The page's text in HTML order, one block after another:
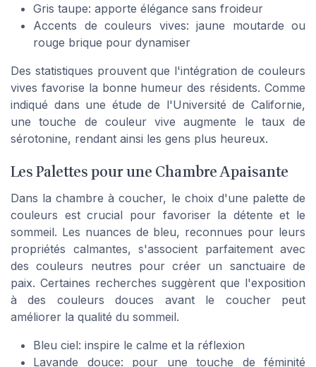
Gris taupe: apporte élégance sans froideur
Accents de couleurs vives: jaune moutarde ou
rouge brique pour dynamiser
Des statistiques prouvent que l'intégration de couleurs
vives favorise la bonne humeur des résidents. Comme
indiqué dans une étude de l'Université de Californie,
une touche de couleur vive augmente le taux de
sérotonine, rendant ainsi les gens plus heureux.
Les Palettes pour une Chambre Apaisante
Dans la chambre à coucher, le choix d'une palette de
couleurs est crucial pour favoriser la détente et le
sommeil. Les nuances de bleu, reconnues pour leurs
propriétés calmantes, s'associent parfaitement avec
des couleurs neutres pour créer un sanctuaire de
paix. Certaines recherches suggèrent que l'exposition
à des couleurs douces avant le coucher peut
améliorer la qualité du sommeil.
Bleu ciel: inspire le calme et la réflexion
Lavande douce: pour une touche de féminité